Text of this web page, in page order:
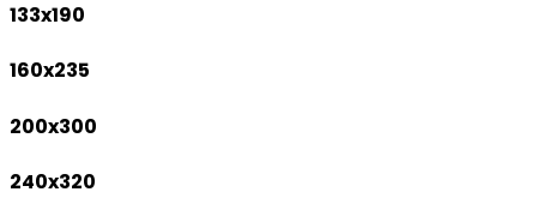
133x190
160x235
200x300
240x320